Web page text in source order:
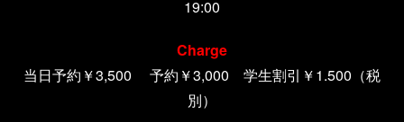
19:00
Charge
当日予約￥3,500 予約￥3,000 学生割引￥1.500（税
別）